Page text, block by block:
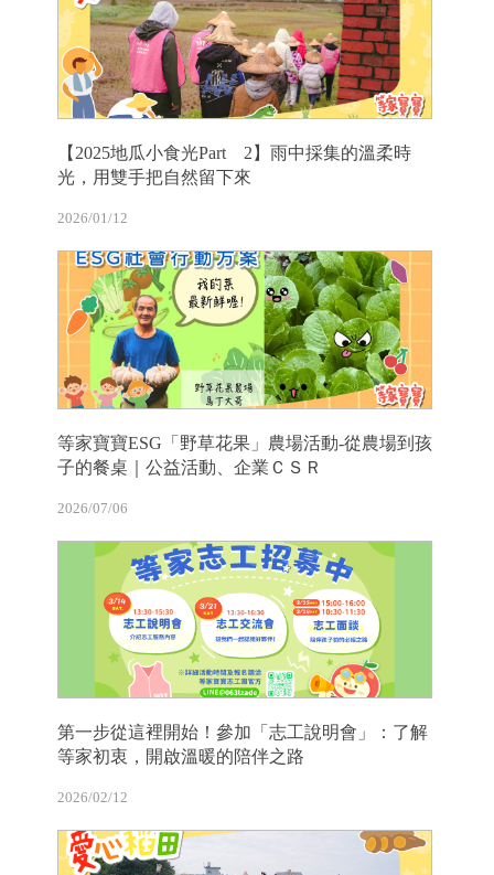
【2025地瓜小食光Part 2】雨中採集的溫柔時
光，用雙手把自然留下來
2026/01/12
等家寶寶ESG「野草花果」農場活動-從農場到孩
子的餐桌｜公益活動、企業ＣＳＲ
2026/07/06
第一步從這裡開始！參加「志工說明會」：了解
等家初衷，開啟溫暖的陪伴之路
2026/02/12